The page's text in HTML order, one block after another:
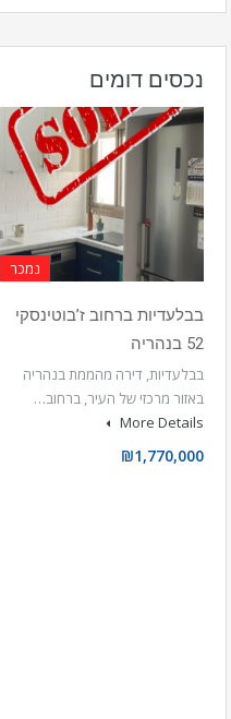
נכסים דומים
נמכר
בבלעדיות ברחוב ז’בוטינסקי
52 בנהריה
בבלעדיות, דירה מהממת בנהריה
באזור מרכזי של העיר, ברחוב…
More Details
₪1,770,000